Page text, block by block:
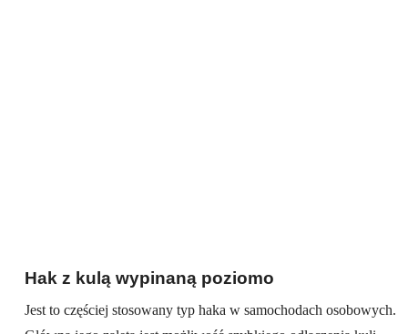
Hak z kulą wypinaną poziomo
Jest to częściej stosowany typ haka w samochodach osobowych.